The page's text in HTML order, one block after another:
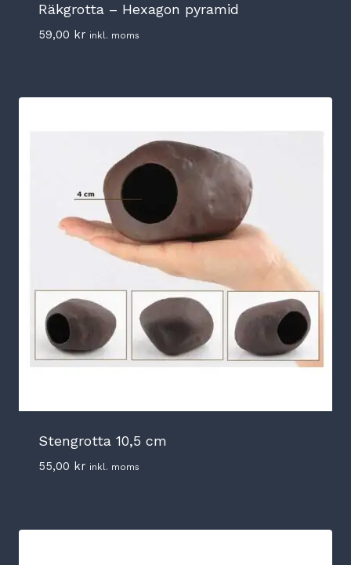
Räkgrotta – Hexagon pyramid
59,00 kr inkl. moms
Stengrotta 10,5 cm
55,00 kr inkl. moms